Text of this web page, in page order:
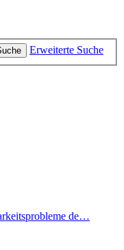
Erweiterte Suche
de…